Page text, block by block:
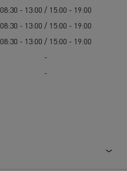
08:30 - 13:00 / 15:00 - 19:00
08:30 - 13:00 / 15:00 - 19:00
08:30 - 13:00 / 15:00 - 19:00
-
-